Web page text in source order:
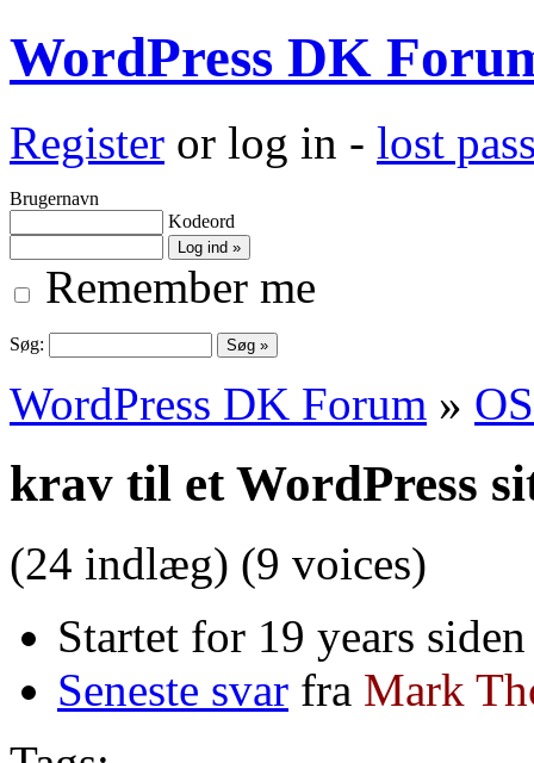
WordPress DK
Register or log in - lost
Brugernavn
Kodeord
Remember me
Søg:
WordPress DK Forum »
krav til et WordPress
(24 indlæg) (9 voices)
Startet for 19 years
Seneste svar fra Mark